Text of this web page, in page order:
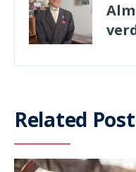
Related